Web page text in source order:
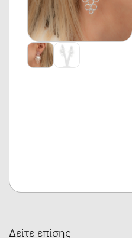
Δείτε επίσης